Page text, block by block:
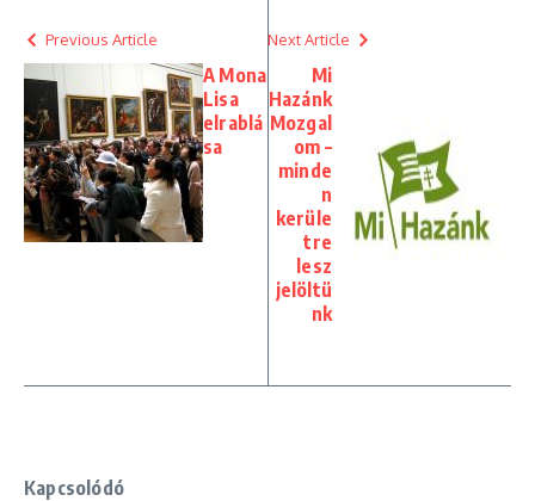
Previous Article
A Mona
Lisa
elrablá
sa
Next Article
Mi
Hazánk
Mozgal
om –
minde
n
kerüle
tre
lesz
jelöltü
nk
Kapcsolódó